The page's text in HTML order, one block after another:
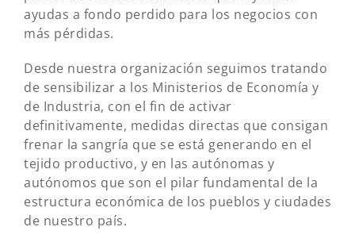
ayudas a fondo perdido para los negocios con
más pérdidas.
Desde nuestra organización seguimos tratando
de sensibilizar a los Ministerios de Economía y
de Industria, con el fin de activar
definitivamente, medidas directas que consigan
frenar la sangría que se está generando en el
tejido productivo, y en las autónomas y
autónomos que son el pilar fundamental de la
estructura económica de los pueblos y ciudades
de nuestro país.